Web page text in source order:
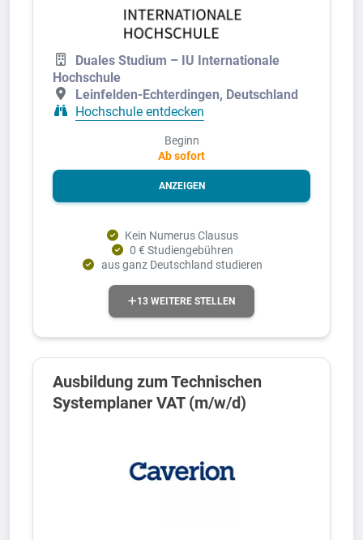
Duales Studium – IU Internationale
Hochschule
Leinfelden-Echterdingen, Deutschland
Hochschule entdecken
Beginn
Ab sofort
ANZEIGEN
Kein Numerus Clausus
0 € Studiengebühren
aus ganz Deutschland studieren
13 WEITERE STELLEN
Ausbildung zum Technischen
Systemplaner VAT (m/w/d)